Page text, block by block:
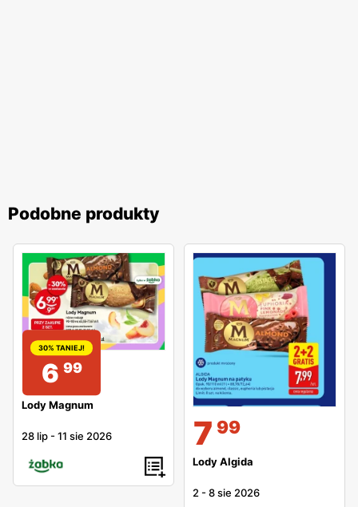
Podobne produkty
30% TANIEJ!
6 99
Lody Magnum
28 lip -11 sie 2026 7 99
Lody Algida
2 -8 sie 2026